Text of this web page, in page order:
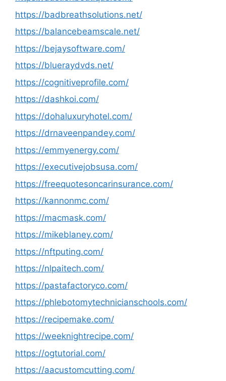
https://badbreathsolutions.net/
https://balancebeamscale.net/
https://bejaysoftware.com/
https://blueraydvds.net/
https://cognitiveprofile.com/
https://dashkoi.com/
https://dohaluxuryhotel.com/
https://drnaveenpandey.com/
https://emmyenergy.com/
https://executivejobsusa.com/
https://freequotesoncarinsurance.com/
https://kannonmc.com/
https://macmask.com/
https://mikeblaney.com/
https://nftputing.com/
https://nlpaitech.com/
https://pastafactoryco.com/
https://phlebotomytechnicianschools.com/
https://recipemake.com/
https://weeknightrecipe.com/
https://ogtutorial.com/
https://aacustomcutting.com/